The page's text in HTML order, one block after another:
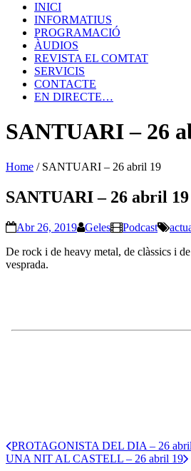
INICI
INFORMATIUS
PROGRAMACIÓ
ÀUDIOS
REVISTA EL COMTAT
SERVICIS
CONTACTE
EN DIRECTE…
SANTUARI – 26
Home / SANTUARI – 26 abril 19
SANTUARI – 26 abril 19
Abr 26, 2019 Geles Podcast
De rock i de heavy metal, de clàssics i
vesprada.
PROTAGONISTA DEL DIA – 26
UNA NIT AL CASTELL – 26 abril 19